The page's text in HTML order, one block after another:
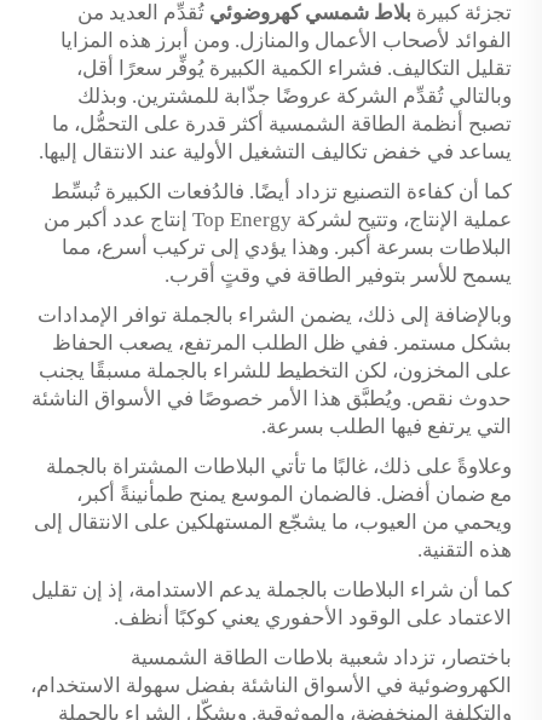
تجزئة كبيرة بلاط شمسي كهروضوئي تُقدِّم العديد من
الفوائد لأصحاب الأعمال والمنازل. ومن أبرز هذه المزايا
تقليل التكاليف. فشراء الكمية الكبيرة يُوفِّر سعرًا أقل،
وبالتالي تُقدِّم الشركة عروضًا جذّابة للمشترين. وبذلك
تصبح أنظمة الطاقة الشمسية أكثر قدرة على التحمُّل، ما
يساعد في خفض تكاليف التشغيل الأولية عند الانتقال إليها.
كما أن كفاءة التصنيع تزداد أيضًا. فالدُفعات الكبيرة تُبسِّط
عملية الإنتاج، وتتيح لشركة Top Energy إنتاج عدد أكبر من
البلاطات بسرعة أكبر. وهذا يؤدي إلى تركيب أسرع، مما
يسمح للأسر بتوفير الطاقة في وقتٍ أقرب.
وبالإضافة إلى ذلك، يضمن الشراء بالجملة توافر الإمدادات
بشكل مستمر. ففي ظل الطلب المرتفع، يصعب الحفاظ
على المخزون، لكن التخطيط للشراء بالجملة مسبقًا يجنب
حدوث نقص. ويُطبَّق هذا الأمر خصوصًا في الأسواق الناشئة
التي يرتفع فيها الطلب بسرعة.
وعلاوةً على ذلك، غالبًا ما تأتي البلاطات المشتراة بالجملة
مع ضمان أفضل. فالضمان الموسع يمنح طمأنينةً أكبر،
ويحمي من العيوب، ما يشجّع المستهلكين على الانتقال إلى
هذه التقنية.
كما أن شراء البلاطات بالجملة يدعم الاستدامة، إذ إن تقليل
الاعتماد على الوقود الأحفوري يعني كوكبًا أنظف.
باختصار، تزداد شعبية بلاطات الطاقة الشمسية
الكهروضوئية في الأسواق الناشئة بفضل سهولة الاستخدام،
والتكلفة المنخفضة، والموثوقية. ويشكّل الشراء بالجملة